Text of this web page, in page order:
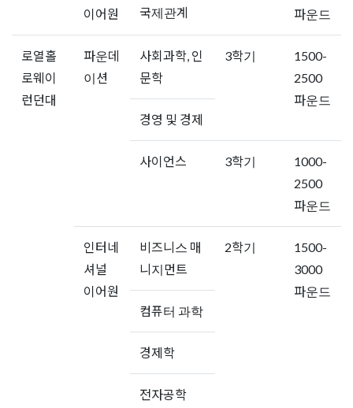
이어원
파운드
국제관계
로열홀
로웨이
런던대
파운데
이션
사회과학, 인
문학
3학기
1500-
2500
파운드
경영 및 경제
사이언스 3학기
1000-
2500
파운드
인터네
셔널
이어원
비즈니스 매
니지먼트
2학기
1500-
3000
파운드
컴퓨터 과학
경제학
전자공학